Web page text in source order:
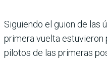
Siguiendo el guion de las
primera vuelta estuvieron
pilotos de las prime­ras